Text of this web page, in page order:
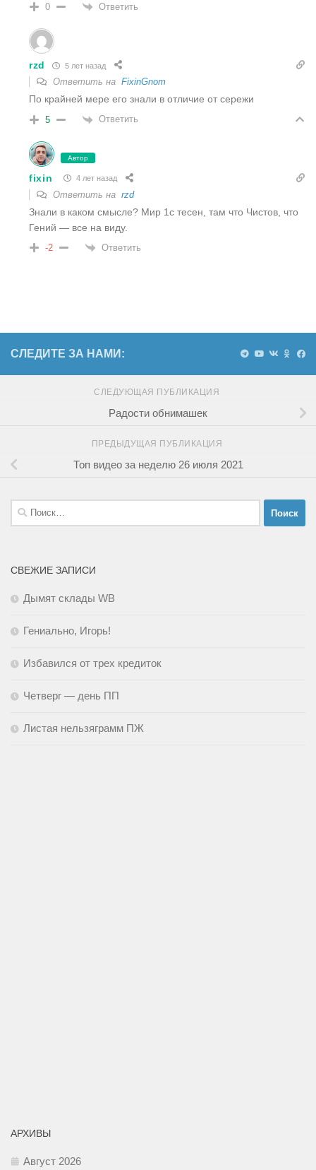
0 Ответить
rzd 5 лет назад
Ответить на FixinGnom
По крайней мере его знали в отличие от сережи
5 Ответить
Автор
fixin 4 лет назад
Ответить на rzd
Знали в каком смысле? Мир 1с тесен, там что Чистов, что
Гений — все на виду.
-2 Ответить
СЛЕДИТЕ ЗА НАМИ:
СЛЕДУЮЩАЯ ПУБЛИКАЦИЯ
Радости обнимашек
ПРЕДЫДУЩАЯ ПУБЛИКАЦИЯ
Топ видео за неделю 26 июля 2021
Найти:
СВЕЖИЕ ЗАПИСИ
Дымят склады WB
Гениально, Игорь!
Избавился от трех кредиток
Четверг — день ПП
Листая нельзяграмм ПЖ
АРХИВЫ
Август 2026